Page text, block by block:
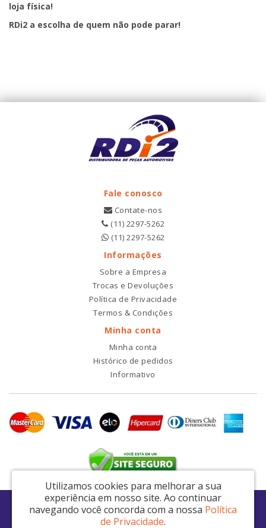
loja física!
RDi2 a escolha de quem não pode parar!
Fale conosco
Contate-nos
(11) 2297-5262
(11) 2297-5262
Informações
Sobre a Empresa
Trocas e Devoluções
Política de Privacidade
Termos & Condições
Minha conta
Minha conta
Histórico de pedidos
Informativo
RDI2 Peças Automotivas Ltda - CNPJ: 14.423.428/0001-51
Av. Nordestina, 663 - São Miguel Paulista - São Paulo / SP - CEP: 08021-000
Utilizamos cookies para melhorar a sua
experiência em nosso site. Ao continuar
navegando você concorda com a nossa Política
de Privacidade.